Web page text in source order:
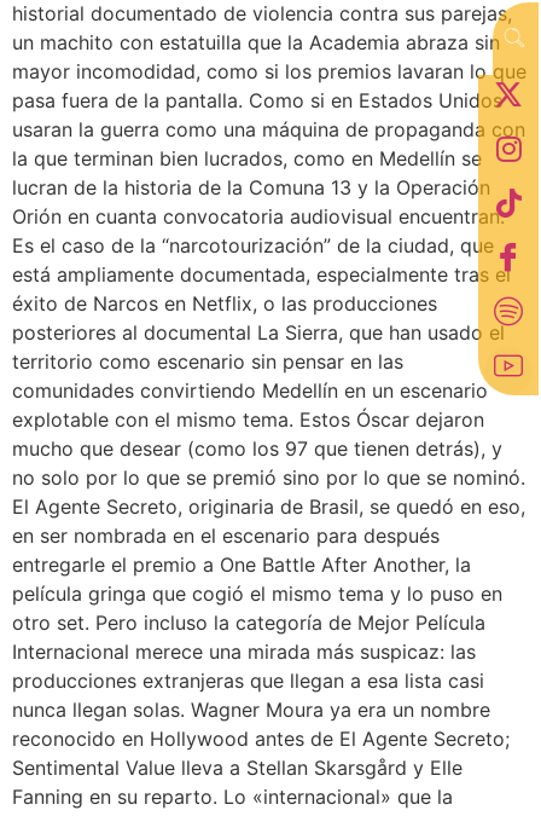
historial documentado de violencia contra sus parejas,
un machito con estatuilla que la Academia abraza sin
mayor incomodidad, como si los premios lavaran lo que
pasa fuera de la pantalla. Como si en Estados Unidos
usaran la guerra como una máquina de propaganda con
la que terminan bien lucrados, como en Medellín se
lucran de la historia de la Comuna 13 y la Operación
Orión en cuanta convocatoria audiovisual encuentran.
Es el caso de la “narcotourización” de la ciudad, que
está ampliamente documentada, especialmente tras el
éxito de Narcos en Netflix, o las producciones
posteriores al documental La Sierra, que han usado el
territorio como escenario sin pensar en las
comunidades convirtiendo Medellín en un escenario
explotable con el mismo tema. Estos Óscar dejaron
mucho que desear (como los 97 que tienen detrás), y
no solo por lo que se premió sino por lo que se nominó.
El Agente Secreto, originaria de Brasil, se quedó en eso,
en ser nombrada en el escenario para después
entregarle el premio a One Battle After Another, la
película gringa que cogió el mismo tema y lo puso en
otro set. Pero incluso la categoría de Mejor Película
Internacional merece una mirada más suspicaz: las
producciones extranjeras que llegan a esa lista casi
nunca llegan solas. Wagner Moura ya era un nombre
reconocido en Hollywood antes de El Agente Secreto;
Sentimental Value lleva a Stellan Skarsgård y Elle
Fanning en su reparto. Lo «internacional» que la